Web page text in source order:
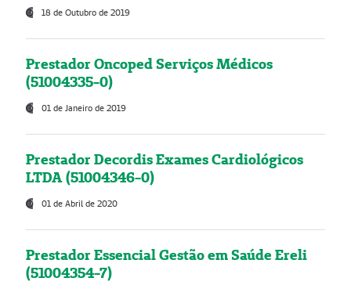
18 de Outubro de 2019
Prestador Oncoped Serviços Médicos
(51004335-0)
01 de Janeiro de 2019
Prestador Decordis Exames Cardiológicos
LTDA (51004346-0)
01 de Abril de 2020
Prestador Essencial Gestão em Saúde Ereli
(51004354-7)